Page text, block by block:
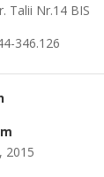
Talii Nr.14 BIS
346.126
2015